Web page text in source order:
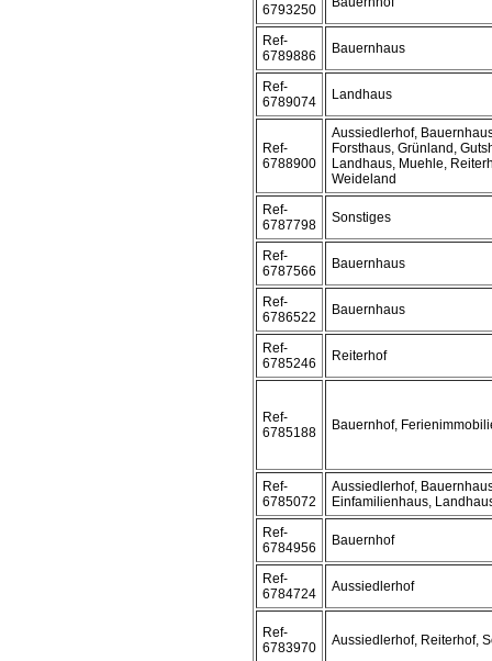
6793250
Ref-
6789886
Bauernhaus
Ref-
6789074
Landhaus
Ref-
6788900
Aussiedlerhof,
Forsthaus, Grünland,
Landhaus, Muehle,
Weideland
Ref-
6787798
Sonstiges
Ref-
6787566
Bauernhaus
Ref-
6786522
Bauernhaus
Ref-
6785246
Reiterhof
Ref-
6785188
Bauernhof,
Ref-
6785072
Aussiedlerhof,
Einfamilienhaus,
Ref-
6784956
Bauernhof
Ref-
6784724
Aussiedlerhof
Ref-
6783970
Aussiedlerhof, Reiterhof,